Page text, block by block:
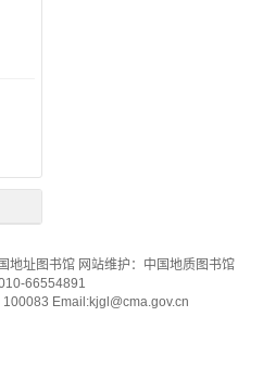
地址图书馆 网站维护： 中国地质图书馆
66554891
100083 Email:kjgl@cma.gov.cn